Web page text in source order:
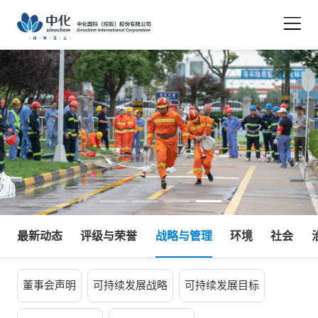
关于我们
创新发展
核心业务
可持续发展
投资者关系
新闻中心
加入我们
最新动态 评级与荣誉 战略与管理 环境 社会
董事会声明 可持续发展战略 可持续发展目标